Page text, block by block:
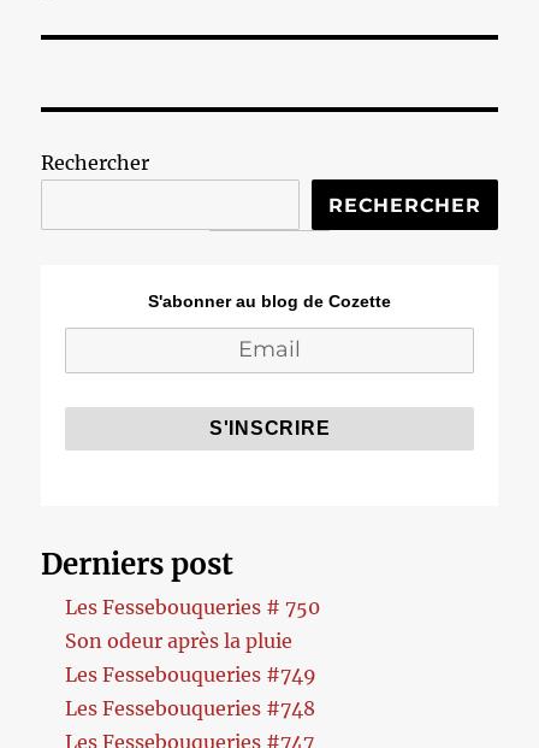
Rechercher
RECHERCHER
S'abonner au blog de Cozette
Derniers post
Les Fessebouqueries # 750
Son odeur après la pluie
Les Fessebouqueries #749
Les Fessebouqueries #748
Les Fessebouqueries #747